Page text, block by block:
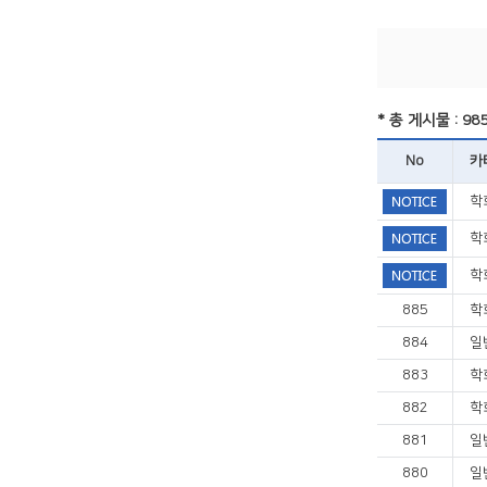
* 총 게시물 : 985
No 카
학
학
학
885 학
884 일
883 학
882 학
881 일
880 일